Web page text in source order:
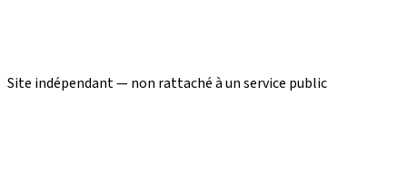
Site indépendant — non rattaché à un service public